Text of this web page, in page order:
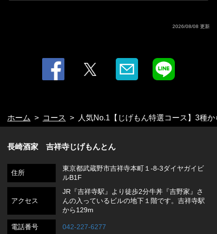
2026/08/08 更新
ホーム コース 人気No.1【じげもん特選コース】3種
長崎酒家 吉祥寺じげもんとん
住所
東京都武蔵野市吉祥寺本町１-8-3ダイヤガイビ
ルB1F
アクセス
JR『吉祥寺駅』より徒歩2分牛丼『吉野家』さ
んの入っているビルの地下１階です。吉祥寺駅
から129m
電話番号 042-227-6277